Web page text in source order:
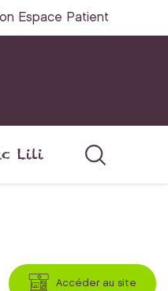
Espace Patient
Lili
Accéder au site